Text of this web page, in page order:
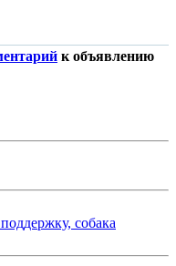
к объявлению
собака